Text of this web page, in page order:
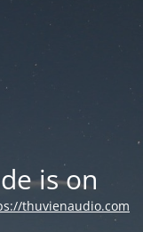
is on
thuvienaudio.com